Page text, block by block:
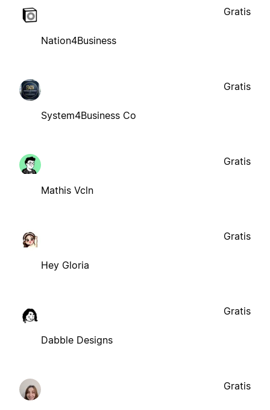
Nation4Business
Gratis
System4Business Co
Gratis
Mathis Vcln
Gratis
Hey Gloria
Gratis
Dabble Designs
Gratis
Gratis